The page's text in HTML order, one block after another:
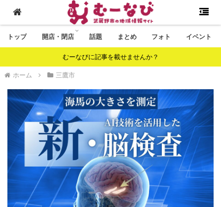
トップ 開店・閉店 話題 まとめ フォト イベント
むーなびに記事を載せませんか？
ホーム 三鷹市